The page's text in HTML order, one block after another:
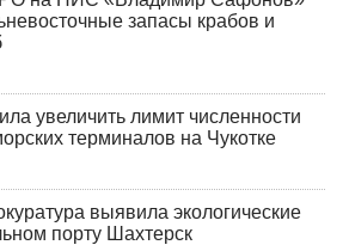
запасы крабов и
увеличить лимит численности
терминалов на Чукотке
выявила экологические
порту Шахтерск